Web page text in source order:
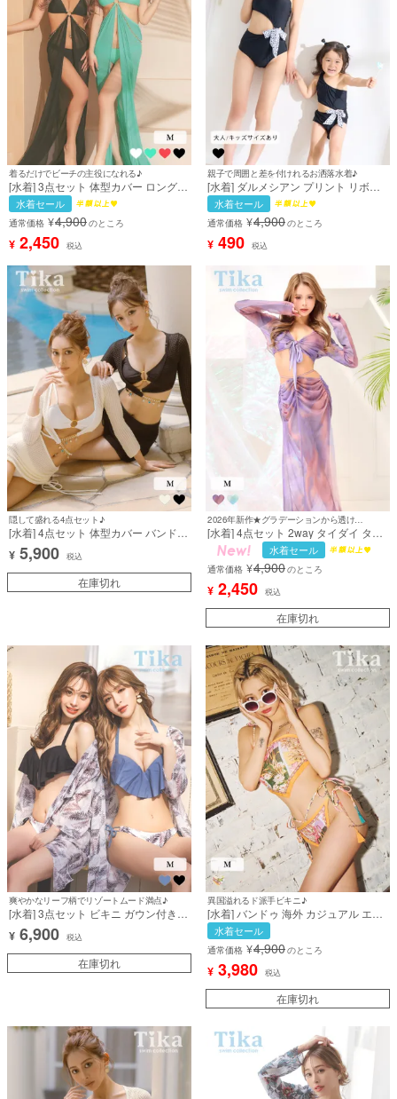
着るだけでビーチの主役になれる♪
[水着] 3点セット 体型カバー ロングパ
レオ付き チェーンベルト インポート
風 セクシー ギャル 黒 ブラック 緑 三
角ビキニ (せいせい/あいみ着用) [tk-
swy016a]
水着セール
通常価格 ¥4,900のところ
¥ 2,450 税込
親子で周囲と差を付けれるお洒落水着♪
[水着] ダルメシアン プリント リボン
ワンショル モノキニ 黒 ブラック ビキ
ニ (聖菜/蘭愛着用) [tk-swx2108]
水着セール
通常価格 ¥4,900のところ
¥ 490 税込
隠して盛れる4点セット♪
[水着] 4点セット 体型カバー バンドゥ
背中カバー 袖あり ビジュースカート
タイプ ギャル 黒 ブラック 白 ホワイ
ト ビキニ (せいせい/あいみ着用) [tk-
¥ 5,900 税込
在庫切れ
[水着] 4点セット 2way タイダイ タン
キニ ホルターネック 体型カバー 脚
カバー袖あり ロングスカート 紫 大人
リゾート ビキニ (KATOMIKA着用) [tk-
sw2542a]
水着セール
通常価格 ¥4,900のところ
¥ 2,450 税込
在庫切れ
爽やかなリーフ柄でリゾートムード満点♪
[水着] 3点セット ビキニ ガウン付き
フリル バンドゥ リーフ柄 ボタニカル
柄 体型カバー 二の腕カバー 脚カバー
盛れる ギャル セクシー 海 プール リ
ゾート (ゆんころ/久保七瀬着用) [tk-
sw9009]
¥ 6,900 税込
在庫切れ
異国溢れるド派手ビキニ♪
[水着] バンドゥ 海外 カジュアル エス
ニック ギャル オレンジ ヴィンテージ
スカーフ柄 ビジュー ビキニ (PyunA
着用) [tk-swjf8005]
水着セール
通常価格 ¥4,900のところ
¥ 3,980 税込
在庫切れ